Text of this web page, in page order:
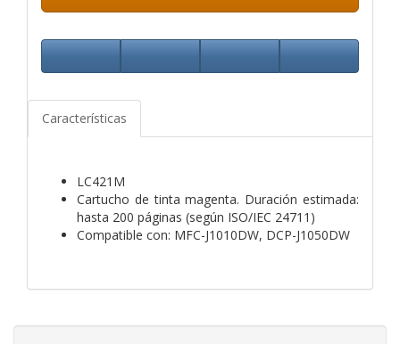
Características
LC421M
Cartucho de tinta magenta. Duración estimada:
hasta 200 páginas (según ISO/IEC 24711)
Compatible con: MFC-J1010DW, DCP-J1050DW